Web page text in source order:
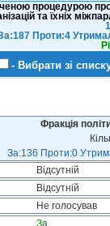
процедурою
та їхніх
Проти:4
- Вибрати зі
Фракція
За:136 Проти:0
Відсутній
Відсутній
Не голосував
За